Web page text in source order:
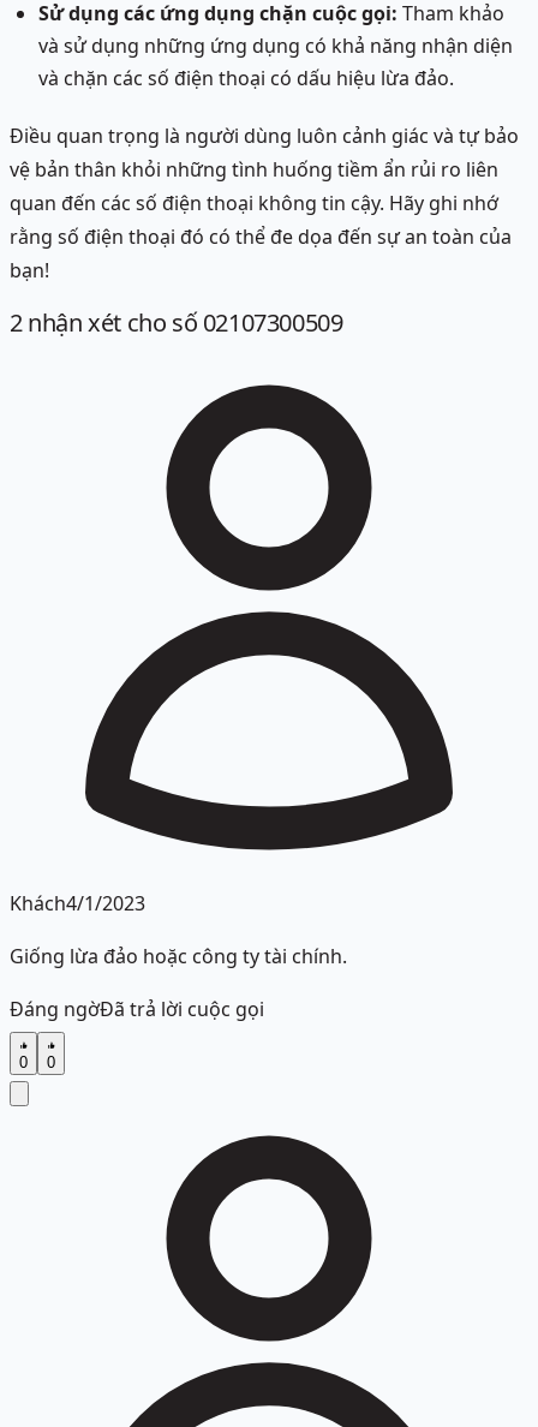
Sử dụng các ứng dụng chặn cuộc gọi: Tham khảo
và sử dụng những ứng dụng có khả năng nhận diện
và chặn các số điện thoại có dấu hiệu lừa đảo.
Điều quan trọng là người dùng luôn cảnh giác và tự bảo
vệ bản thân khỏi những tình huống tiềm ẩn rủi ro liên
quan đến các số điện thoại không tin cậy. Hãy ghi nhớ
rằng số điện thoại đó có thể đe dọa đến sự an toàn của
bạn!
2nhận xét cho số 02107300509
Khách4/1/2023
Giống lừa đảo hoặc công ty tài chính.
Đáng ngờĐã trả lời cuộc gọi
0 0